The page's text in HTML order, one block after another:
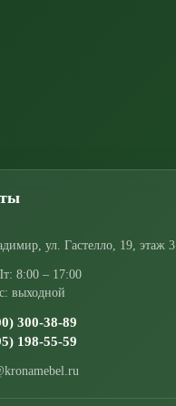
ул. Гастелло, 19, этаж 3
8:00 – 17:00
выходной
300-38-89
198-55-59